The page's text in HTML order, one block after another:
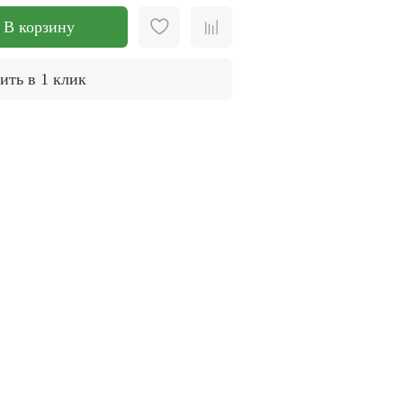
В корзину
в 1 клик